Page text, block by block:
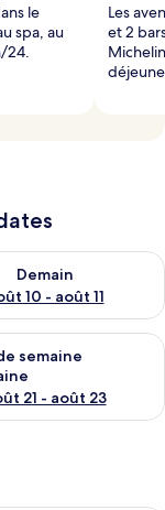
le
spa, au
24.
Les
et 2
août 10
Demain
10 - août 11
disponibilité pour
août 14 -
semaine
21 - août 23
disponibilité pour